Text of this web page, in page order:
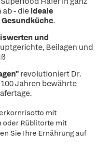
- dieideale
.
und
Beilagen und
revolutioniert Dr.
Jahren bewährte
mit
oder Rüblitorte mit
Sie Ihre Ernährung auf